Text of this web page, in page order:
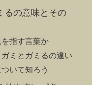
るの意味とその
指す言葉か
ミとガミるの違い
いて知ろう